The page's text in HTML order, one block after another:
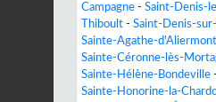
Campagne - Saint-Denis-
Thiboult - Saint-Denis-
Sainte-Agathe-d'Aliermont
Sainte-Céronne-lès-
Sainte-Hélène-Bondeville -
Sainte-Honorine-la-